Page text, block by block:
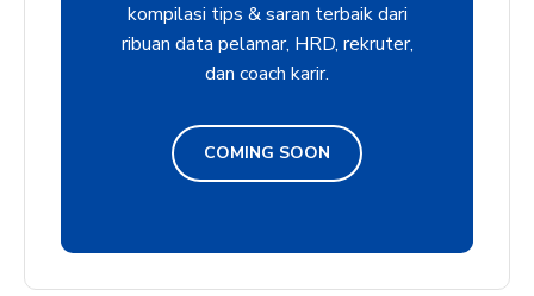
kompilasi tips & saran terbaik dari
ribuan data pelamar, HRD, rekruter,
dan coach karir.
COMING SOON